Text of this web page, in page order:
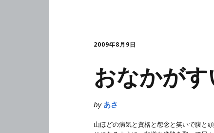
2009年8月9日
おなかがす
by あさ
山ほどの病気と資格と怨念と笑いで腹と